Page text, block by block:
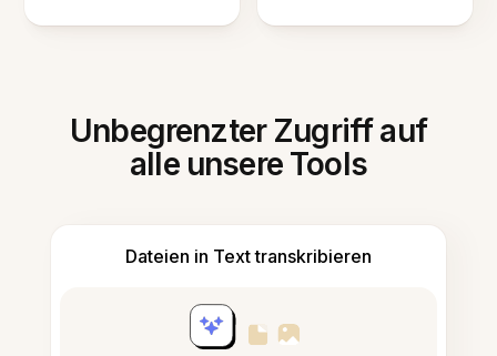
Unbegrenzter Zugriff auf
alle unsere Tools
Dateien in Text transkribieren